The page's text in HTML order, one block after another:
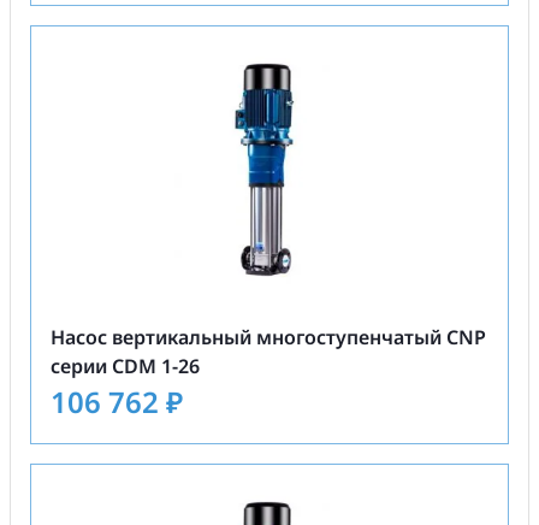
Насос вертикальный многоступенчатый CNP
серии CDM 1-26
106 762 ₽